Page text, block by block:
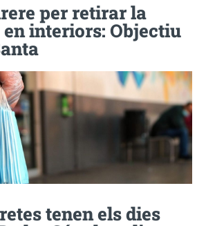
per retirar la
interiors: Objectiu
tenen els dies